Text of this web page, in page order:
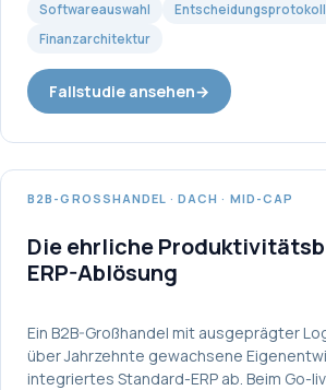
Softwareauswahl
Entscheidungsprotokoll
Finanzarchitektur
Fallstudie ansehen→
B2B-GROSSHANDEL · DACH · MID-CAP
Die ehrliche
ERP-Ablösung
Ein B2B-Großhandel mit ausgeprägter
über Jahrzehnte gewachsene
integriertes Standard-ERP ab. Beim Go-